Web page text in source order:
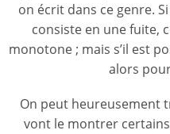
on écrit dans ce genre.
consiste en une fuite,
monotone ; mais s’il est
alors
On peut heureusement
vont le montrer